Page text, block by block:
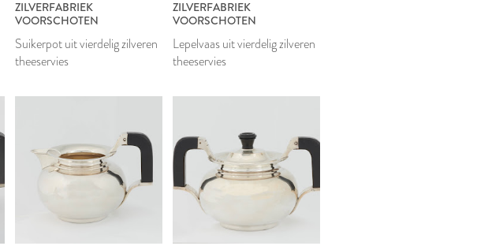
ZILVERFABRIEK
VOORSCHOTEN
Suikerpot uit vierdelig zilveren
theeservies
ZILVERFABRIEK
VOORSCHOTEN
Lepelvaas uit vierdelig zilveren
theeservies